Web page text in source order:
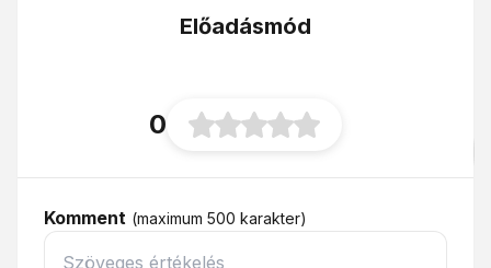
Előadásmód
0
Komment (maximum 500 karakter)